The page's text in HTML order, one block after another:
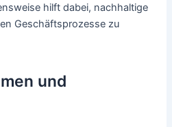
hilft dabei, nachhaltige
Geschäftsprozesse zu
und